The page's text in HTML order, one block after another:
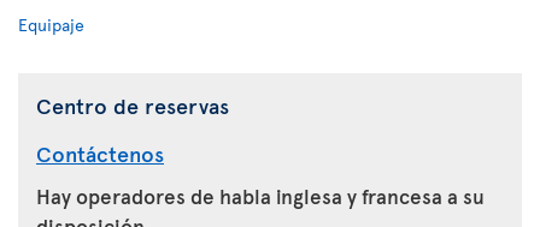
Equipaje
Centro de reservas
Contáctenos
Hay operadores de habla inglesa y francesa a su